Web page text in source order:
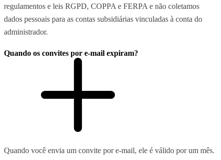
regulamentos e leis RGPD, COPPA e FERPA e não coletamos
dados pessoais para as contas subsidiárias vinculadas à conta do
administrador.
Quando os convites por e-mail expiram?
Quando você envia um convite por e-mail, ele é válido por um mês.